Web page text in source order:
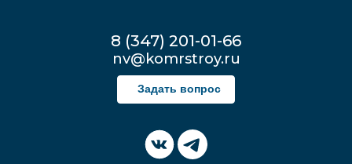
8 (347) 201-01-66
nv@komrstroy.ru
Задать вопрос